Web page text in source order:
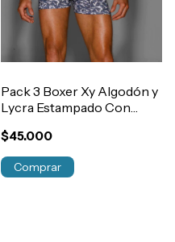
Pack 3 Boxer Xy Algodón y
Lycra Estampado Con
Art.1333
$45.000
Comprar